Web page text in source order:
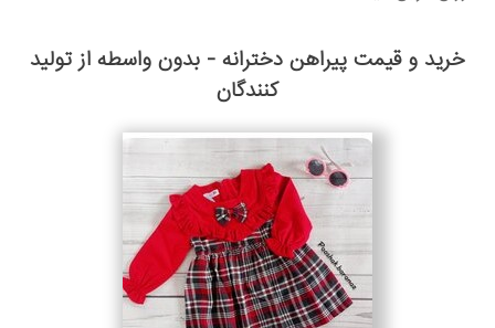
خرید و قیمت پیراهن دخترانه - بدون واسطه از تولید
کنندگان